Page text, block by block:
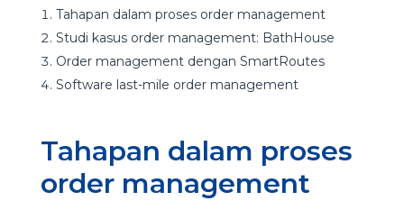
Tahapan dalam proses order management
Studi kasus order management: BathHouse
Order management dengan SmartRoutes
Software last-mile order management
Tahapan dalam proses
order management